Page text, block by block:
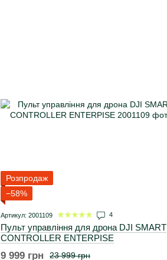
Розпродаж
−58%
Артикул: 2001109 4
Пульт управління для дрона DJI SMART
CONTROLLER ENTERPISE
23 999 грн
9 999 грн